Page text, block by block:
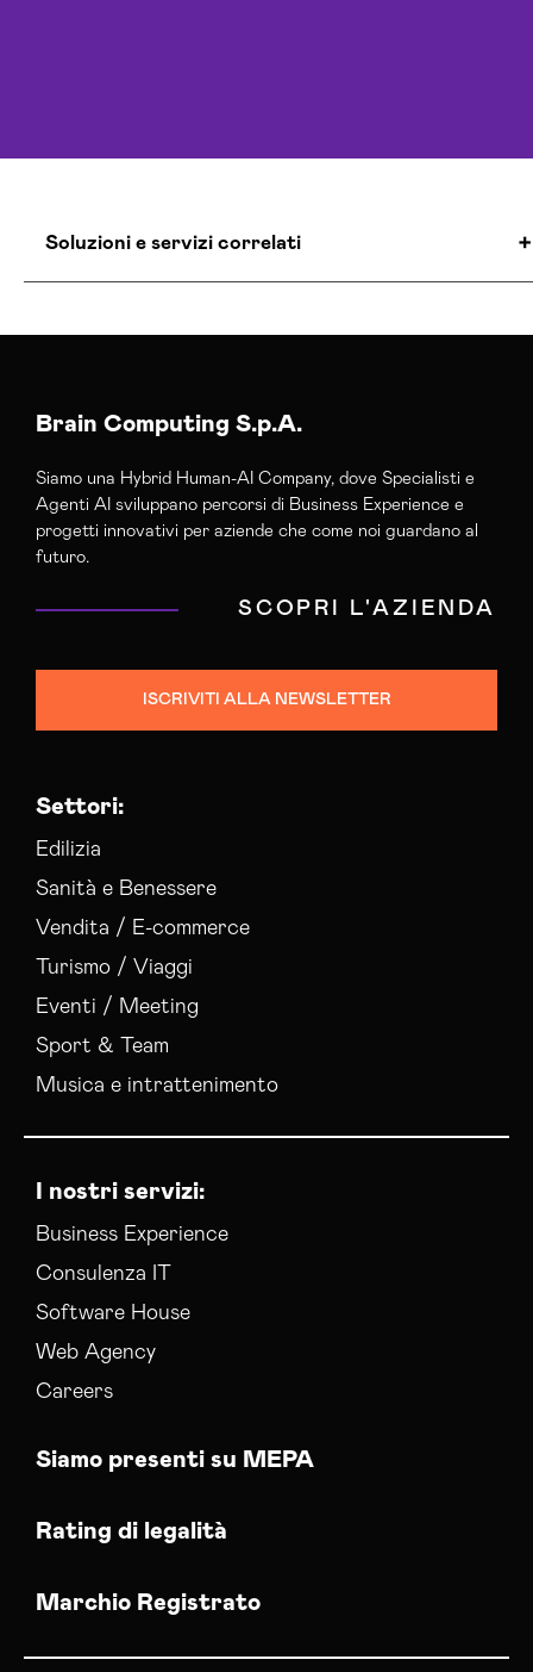
Soluzioni e servizi correlati
Agenzia Google Partner Catanzaro
Agenzia Web Marketing Catanzaro
Campagne Adv Social Catanzaro
Campagne Advertising Catanzaro
Campagne Native Advertising Catanzaro
Gestione Campagne Google Ads Catanzaro
Gestione Social Media Catanzaro
Social Media Advertising Catanzaro
Social Media Manager Catanzaro
Sviluppo Ecommerce Catanzaro
Web Agency Catanzaro
Brain Computing S.p.A.
Siamo una Hybrid Human-AI Company, dove Specialisti e
Agenti AI sviluppano percorsi di Business Experience e
progetti innovativi per aziende che come noi guardano al
futuro.
SCOPRI L'AZIENDA
ISCRIVITI ALLA NEWSLETTER
Settori:
Edilizia
Sanità e Benessere
Vendita / E-commerce
Turismo / Viaggi
Eventi / Meeting
Sport & Team
Musica e intrattenimento
I nostri servizi:
Business Experience
Consulenza IT
Software House
Web Agency
Careers
Siamo presenti su MEPA
Rating di legalità
Marchio Registrato